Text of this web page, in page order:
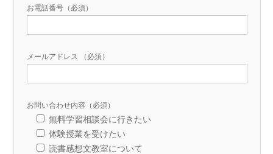
お電話番号（必須）
メールアドレス （必須）
お問い合わせ内容（必須）
無料学習相談会に行きたい
体験授業を受けたい
読書感想文教室について